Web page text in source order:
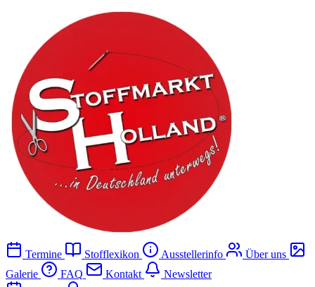
Termine Stofflexikon Ausstellerinfo
Über uns
Galerie
FAQ Kontakt
Newsletter